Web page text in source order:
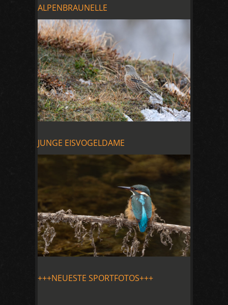
ALPENBRAUNELLE
JUNGE EISVOGELDAME
+++NEUESTE SPORTFOTOS+++